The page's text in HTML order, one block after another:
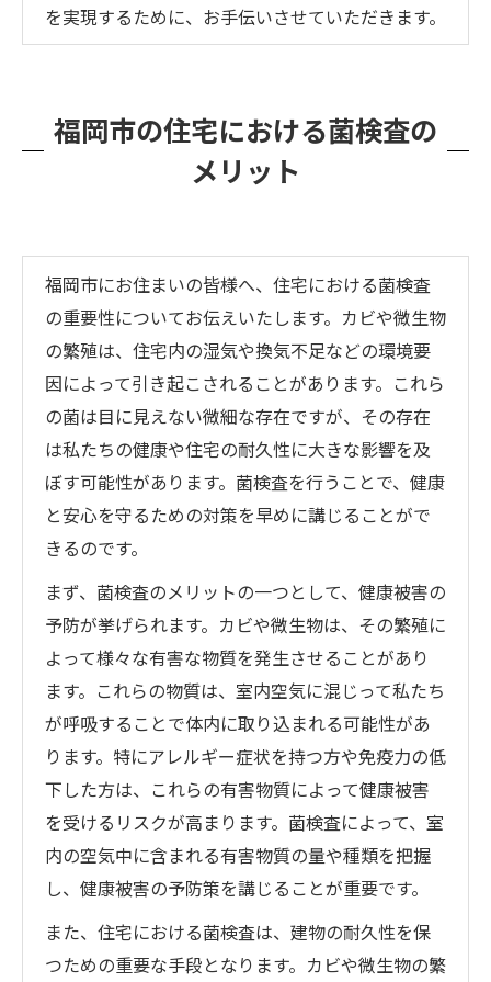
を実現するために、お手伝いさせていただきます。
福岡市の住宅における菌検査の
メリット
福岡市にお住まいの皆様へ、住宅における菌検査
の重要性についてお伝えいたします。カビや微生物
の繁殖は、住宅内の湿気や換気不足などの環境要
因によって引き起こされることがあります。これら
の菌は目に見えない微細な存在ですが、その存在
は私たちの健康や住宅の耐久性に大きな影響を及
ぼす可能性があります。菌検査を行うことで、健康
と安心を守るための対策を早めに講じることがで
きるのです。
まず、菌検査のメリットの一つとして、健康被害の
予防が挙げられます。カビや微生物は、その繁殖に
よって様々な有害な物質を発生させることがあり
ます。これらの物質は、室内空気に混じって私たち
が呼吸することで体内に取り込まれる可能性があ
ります。特にアレルギー症状を持つ方や免疫力の低
下した方は、これらの有害物質によって健康被害
を受けるリスクが高まります。菌検査によって、室
内の空気中に含まれる有害物質の量や種類を把握
し、健康被害の予防策を講じることが重要です。
また、住宅における菌検査は、建物の耐久性を保
つための重要な手段となります。カビや微生物の繁